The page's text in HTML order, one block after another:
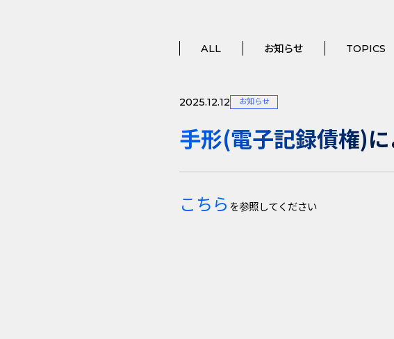
ALL お知らせ TOPICS
2025.12.12 お知らせ
手形(電子記録債権)
こちら を参照してください